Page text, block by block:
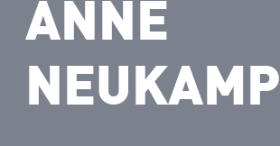
ANNE
NEUKAMP